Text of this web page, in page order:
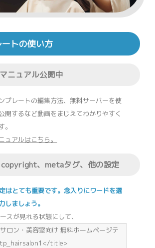
トの使い方
ニュアル公開中
プレートの編集方法、無料サーバーを使
開するなど動画をまじえてわかりやすく
。
ュアルはこちら。
、metaタグ、他の設定
はとても重要です。念入りにワードを選
しましょう。
スが見れる状態にして、
ロン・美容室向け 無料ホームページテ
tp_hairsalon1</title>